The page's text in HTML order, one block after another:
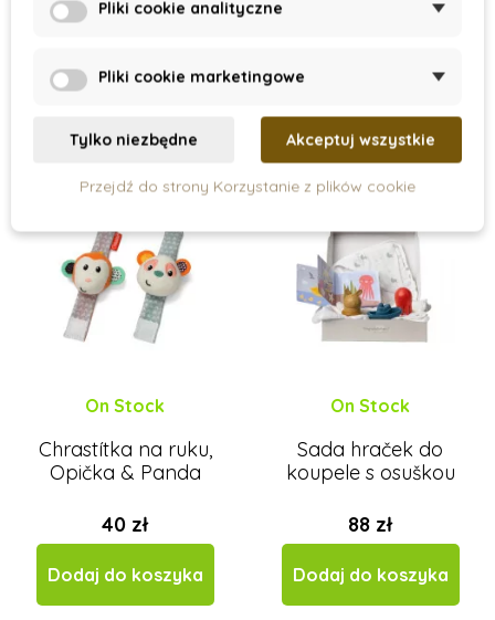
Dodaj do koszyka Dodaj do koszyka
On Stock
Chrastítka na ruku,
Opička & Panda
40 zł
Dodaj do koszyka
Nowość
On Stock
Sada hraček do
koupele s osuškou
88 zł
Dodaj do koszyka
Pliki cookie analityczne
Pliki cookie marketingowe
Tylko niezbędne Akceptuj wszystkie
Przejdź do strony Korzystanie z plików cookie